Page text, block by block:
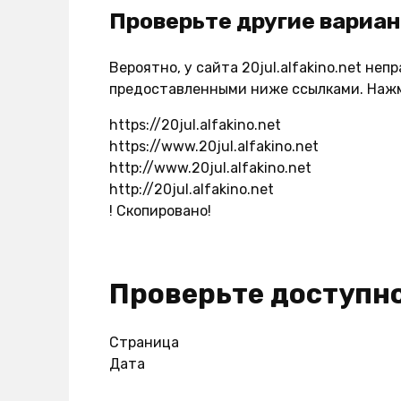
Проверьте другие
Вероятно, у сайта 20jul.alfakino.net
предоставленными ниже ссылками.
https://20jul.alfakino.net
https://www.20jul.alfakino.net
http://www.20jul.alfakino.net
http://20jul.alfakino.net
! Скопировано!
Проверьте
Страница
Дата